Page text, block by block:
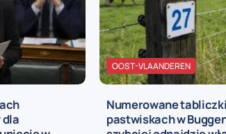
dla
OOST-VLAANDEREN
Numerowane
pastwiskach w